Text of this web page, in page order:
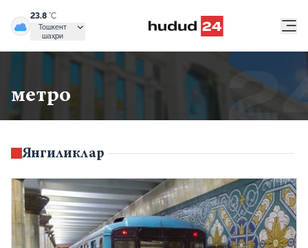
23.8 °C
Тошкент
шаҳри
метро
Янгиликлар